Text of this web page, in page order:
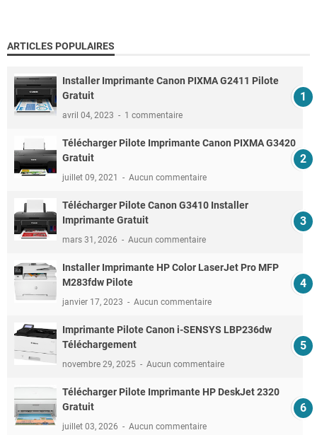
ARTICLES POPULAIRES
Installer Imprimante Canon PIXMA G2411 Pilote
Gratuit
avril 04, 2023 1 commentaire
Télécharger Pilote Imprimante Canon PIXMA G3420
Gratuit
juillet 09, 2021 Aucun commentaire
Télécharger Pilote Canon G3410 Installer
Imprimante Gratuit
mars 31, 2026 Aucun commentaire
Installer Imprimante HP Color LaserJet Pro MFP
M283fdw Pilote
janvier 17, 2023 Aucun commentaire
Imprimante Pilote Canon i-SENSYS LBP236dw
Téléchargement
novembre 29, 2025 Aucun commentaire
Télécharger Pilote Imprimante HP DeskJet 2320
Gratuit
juillet 03, 2026 Aucun commentaire